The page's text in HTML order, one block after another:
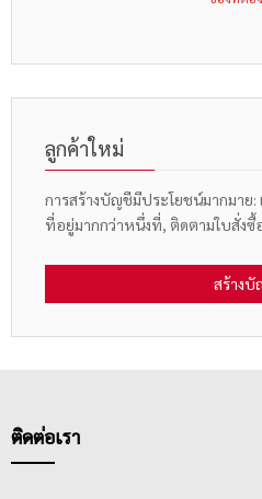
ลูกค้าใหม่
การสร้างบัญชีมีประโยชน์มากมาย:
ที่อยู่มากกว่าหนึ่งที่, ติดตามใบสั่งซื้
สร้าง
ติดต่อเรา